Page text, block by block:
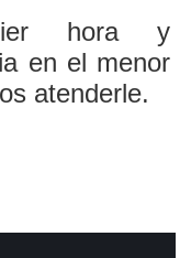
hora y
en el menor
atenderle.